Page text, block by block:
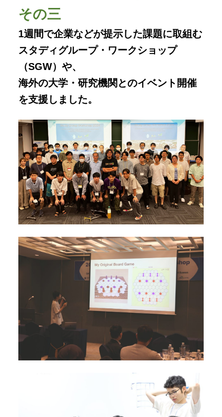
その三
1週間で企業などが提示した課題に取組む
スタディグループ・ワークショップ
（SGW）や、
海外の大学・研究機関とのイベント開催
を支援しました。